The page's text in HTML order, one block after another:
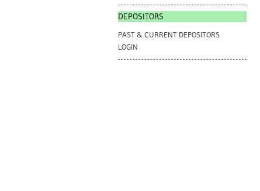
DEPOSITORS
PAST & CURRENT DEPOSITORS
LOGIN